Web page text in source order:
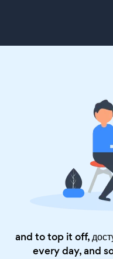
and to top it off,
every day, and